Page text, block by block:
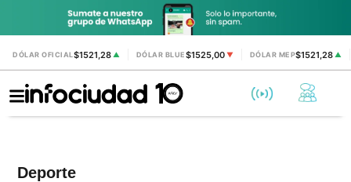
DÓLAR OFICIAL$1521,28 ▲ DÓLAR BLUE$1525,00 ▼ DÓLAR MEP$1521,28▲
Deporte